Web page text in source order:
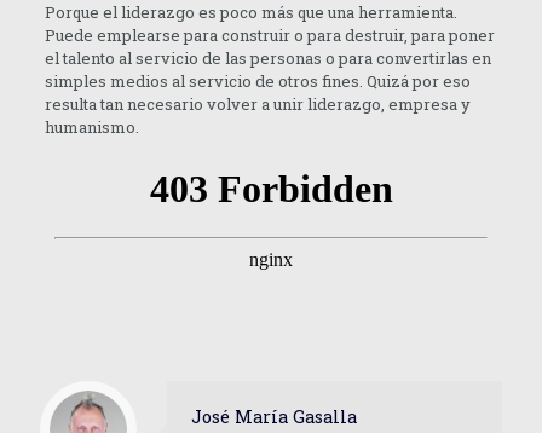
Porque el liderazgo es poco más que una herramienta.
Puede emplearse para construir o para destruir, para poner
el talento al servicio de las personas o para convertirlas en
simples medios al servicio de otros fines. Quizá por eso
resulta tan necesario volver a unir liderazgo, empresa y
humanismo.
José María Gasalla